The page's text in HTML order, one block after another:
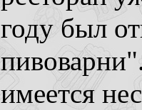
году был
имеется